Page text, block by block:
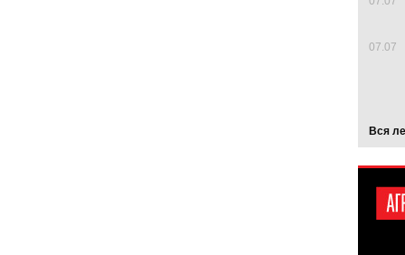
07.07
Вся